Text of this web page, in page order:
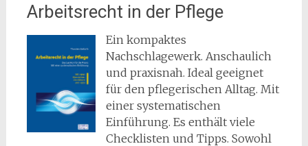
Arbeitsrecht in der Pflege
Ein kompaktes
Nachschlagewerk. Anschaulich
und praxisnah. Ideal geeignet
für den pflegerischen Alltag. Mit
einer systematischen
Einführung. Es enthält viele
Checklisten und Tipps. Sowohl